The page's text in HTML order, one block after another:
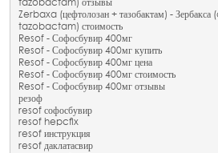
tazobactam) отзывы
Zerbaxa (цефтолозан + тазобактам) -
tazobactam) стоимость
Resof - Софосбувир 400мг
Resof - Софосбувир 400мг купить
Resof - Софосбувир 400мг цена
Resof - Софосбувир 400мг стоимость
Resof - Софосбувир 400мг отзывы
резоф
resof софосбувир
resof hepcfix
resof инструкция
resof даклатасвир